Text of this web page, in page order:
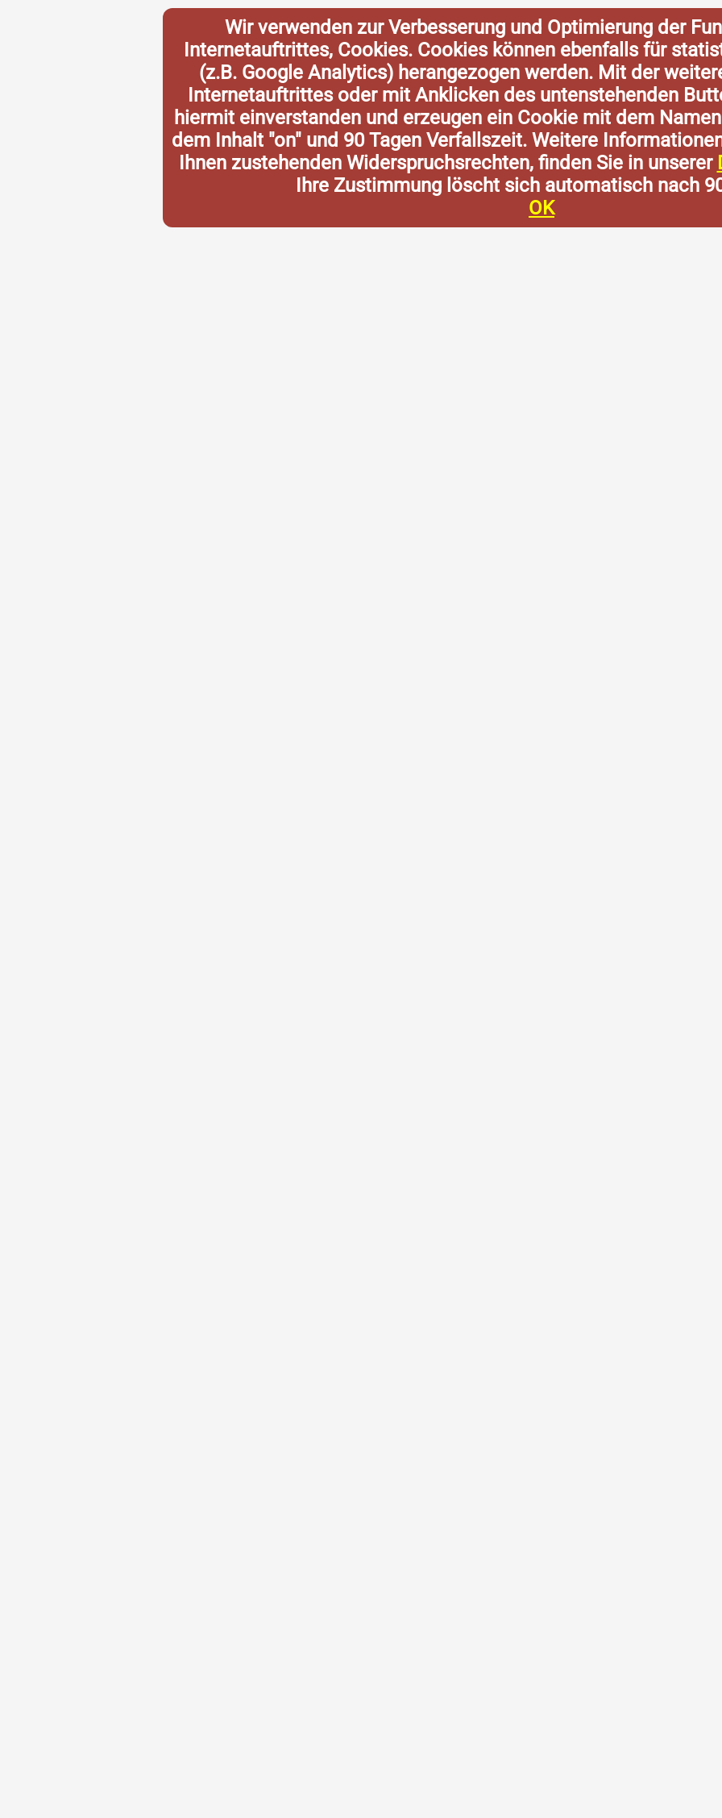
Wir verwenden zur Verbesserung und Optimierung der
Internetauftrittes, Cookies. Cookies können ebenfalls für
(z.B. Google Analytics) herangezogen werden. Mit der
Internetauftrittes oder mit Anklicken des untenstehenden
hiermit einverstanden und erzeugen ein Cookie mit dem
dem Inhalt "on" und 90 Tagen Verfallszeit. Weitere
Ihnen zustehenden Widerspruchsrechten, finden Sie in unserer
Ihre Zustimmung löscht sich automatisch nach
OK